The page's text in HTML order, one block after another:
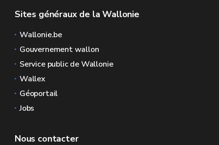
Sites généraux de la Wallonie
Wallonie.be
Gouvernement wallon
Service public de Wallonie
Wallex
Géoportail
Jobs
Nous contacter